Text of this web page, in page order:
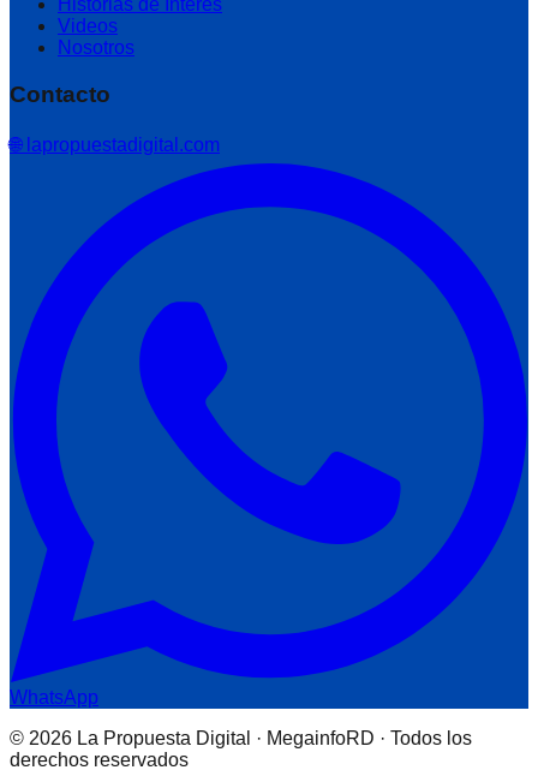
Historias de Interés
Videos
Nosotros
Contacto
🌐 lapropuestadigital.com
WhatsApp
© 2026 La Propuesta Digital · MegainfoRD · Todos los
derechos reservados